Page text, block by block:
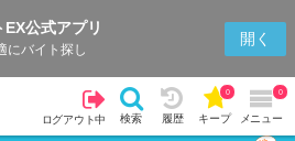
EX公式アプリ
にバイト探し
開く
ログアウト中 検索 履歴 キープ
0
メニュー
0